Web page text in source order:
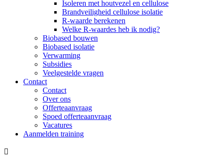
Isoleren met houtvezel en cellulose
Brandveiligheid cellulose isolatie
R-waarde berekenen
Welke R-waardes heb ik nodig?
Biobased bouwen
Biobased isolatie
Verwarming
Subsidies
Veelgestelde vragen
Contact
Contact
Over ons
Offerteaanvraag
Spoed offerteaanvraag
Vacatures
Aanmelden training